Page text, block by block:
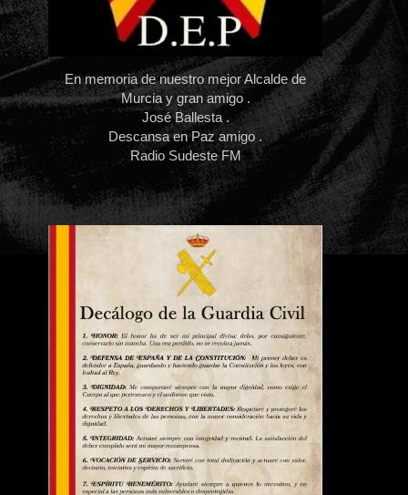
En memoria de nuestro mejor Alcalde de
Murcia y gran amigo .
José Ballesta .
Descansa en Paz amigo .
Radio Sudeste FM